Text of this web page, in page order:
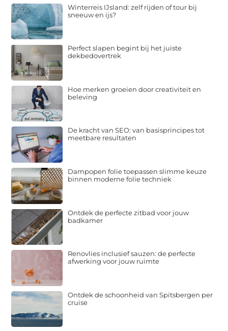
Winterreis IJsland: zelf rijden of tour bij
sneeuw en ijs?
Perfect slapen begint bij het juiste
dekbedovertrek
Hoe merken groeien door creativiteit en
beleving
De kracht van SEO: van basisprincipes tot
meetbare resultaten
Dampopen folie toepassen slimme keuze
binnen moderne folie techniek
Ontdek de perfecte zitbad voor jouw
badkamer
Renovlies inclusief sauzen: de perfecte
afwerking voor jouw ruimte
Ontdek de schoonheid van Spitsbergen per
cruise